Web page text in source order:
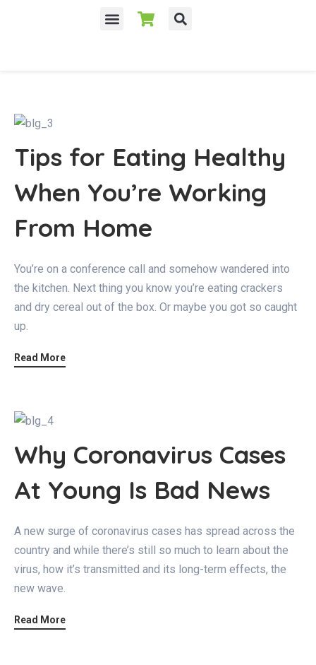
Tips for Eating Healthy
When You’re Working
From Home
You’re on a conference call and somehow wandered into
the kitchen. Next thing you know you’re eating crackers
and dry cereal out of the box. Or maybe you got so caught
up.
Read More
Why Coronavirus Cases
At Young Is Bad News
A new surge of coronavirus cases has spread across the
country and while there’s still so much to learn about the
virus, how it’s transmitted and its long-term effects, the
new wave.
Read More